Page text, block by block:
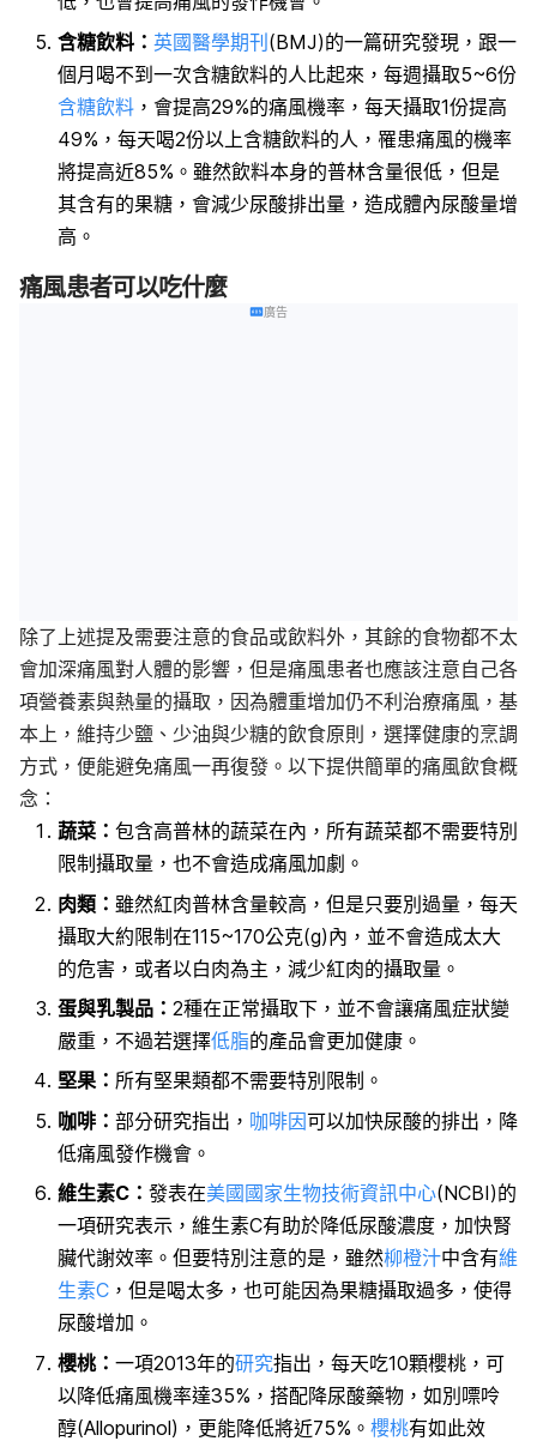
含糖飲料： 英國醫學期刊(BMJ)的一篇研究發現，跟一
個月喝不到一次含糖飲料的人比起來，每週攝取5~6份
含糖飲料 ，會提高29%的痛風機率，每天攝取1份提高
49%，每天喝2份以上含糖飲料的人，罹患痛風的機率
將提高近85%。雖然飲料本身的普林含量很低，但是
其含有的果糖，會減少尿酸排出量，造成體內尿酸量增
高。
痛風患者可以吃什麼
廣告
除了上述提及需要注意的食品或飲料外，其餘的食物都不太
會加深痛風對人體的影響，但是痛風患者也應該注意自己各
項營養素與熱量的攝取，因為體重增加仍不利治療痛風，基
本上，維持少鹽、少油與少糖的飲食原則，選擇健康的烹調
方式，便能避免痛風一再復發。以下提供簡單的痛風飲食概
念：
蔬菜： 包含高普林的蔬菜在內，所有蔬菜都不需要特別
限制攝取量，也不會造成痛風加劇。
肉類： 雖然紅肉普林含量較高，但是只要別過量，每天
攝取大約限制在115~170公克(g)內，並不會造成太大
的危害，或者以白肉為主，減少紅肉的攝取量。
蛋與乳製品： 2種在正常攝取下，並不會讓痛風症狀變
嚴重，不過若選擇低脂的產品會更加健康。
堅果： 所有堅果類都不需要特別限制。
咖啡： 部分研究指出， 咖啡因可以加快尿酸的排出，降
低痛風發作機會。
維生素C： 發表在美國國家生物技術資訊中心(NCBI)的
一項研究表示，維生素C有助於降低尿酸濃度，加快腎
臟代謝效率。但要特別注意的是，雖然柳橙汁中含有維
生素C ，但是喝太多，也可能因為果糖攝取過多，使得
尿酸增加。
櫻桃： 一項2013年的研究指出，每天吃10顆櫻桃，可
以降低痛風機率達35%，搭配降尿酸藥物，如別嘌呤
醇(Allopurinol)，更能降低將近75%。 櫻桃有如此效